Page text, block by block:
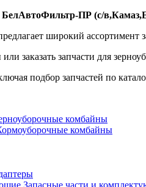
БелАвтоФильтр-ПР (с/
широкий ассортимент
заказать запчасти для
подбор запчастей по
комбайны
комбайны
Запасные части и